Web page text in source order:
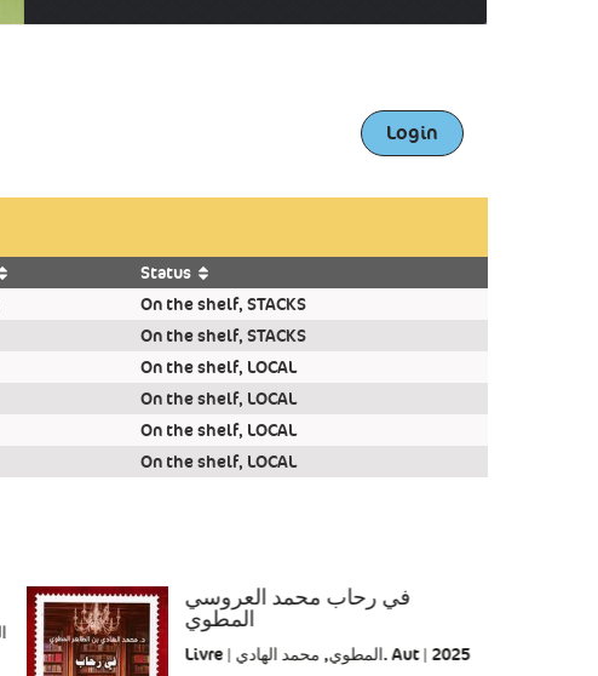
Login
Status
On the shelf, STACKS
On the shelf, STACKS
On the shelf, LOCAL
On the shelf, LOCAL
On the shelf, LOCAL
On the shelf, LOCAL
في رحاب محمد العروسي
المطوي
Livre | المطوي, محمد الهادي. Aut | 2025